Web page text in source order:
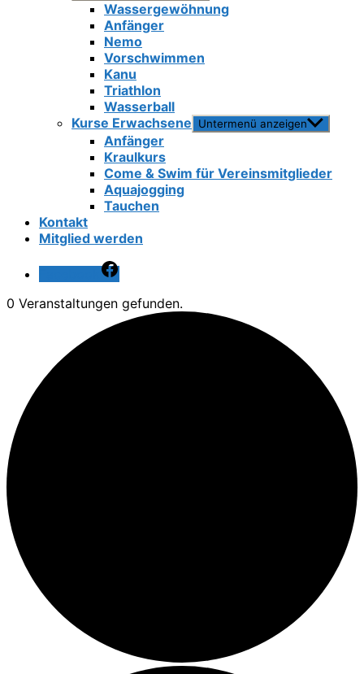
Wassergewöhnung
Anfänger
Nemo
Vorschwimmen
Kanu
Triathlon
Wasserball
Kurse Erwachsene
Untermenü anzeigen
Anfänger
Kraulkurs
Come & Swim für Vereinsmitglieder
Aquajogging
Tauchen
Kontakt
Mitglied werden
0 Veranstaltungen gefunden.